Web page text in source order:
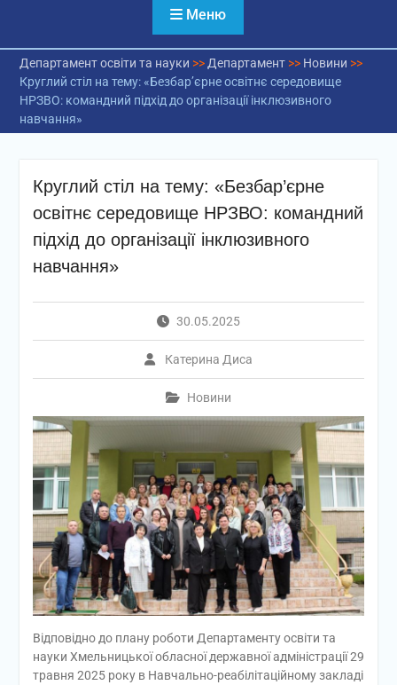
Меню
Департамент освіти та науки >> Департамент>> Новини >>
Круглий стіл на тему: «Безбар’єрне освітнє середовище
НРЗВО: командний підхід до організації інклюзивного
навчання»
Круглий стіл на тему: «Безбар’єрне
освітнє середовище НРЗВО: командний
підхід до організації інклюзивного
навчання»
30.05.2025
Катерина Диса
Новини
Відповідно до плану роботи Департаменту освіти та
науки Хмельницької обласної державної адміністрації 29
травня 2025 року в Навчально-реабілітаційному закладі